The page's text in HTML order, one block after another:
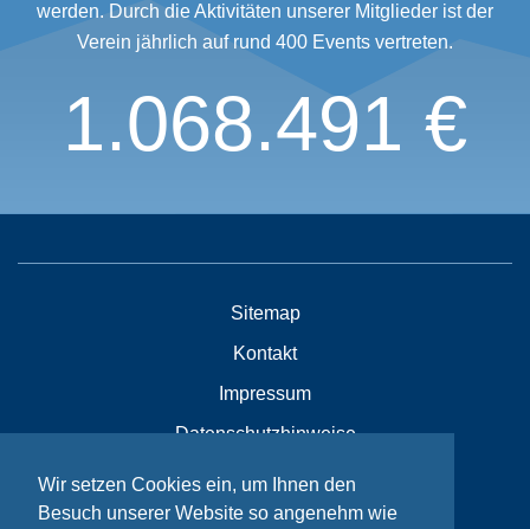
Wir setzen Cookies ein, um Ihnen den
Besuch unserer Website so angenehm wie
werden. Durch die Aktivitäten unserer Mitglieder ist der
Verein jährlich auf rund 400 Events vertreten.
1.068.491 €
Sitemap
Kontakt
Impressum
Datenschutzhinweise
© Bikeaid 2026